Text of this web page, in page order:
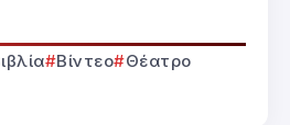
Βίντεο
Θέατρο